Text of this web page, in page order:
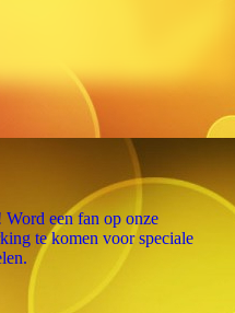
een fan op onze
te komen voor speciale